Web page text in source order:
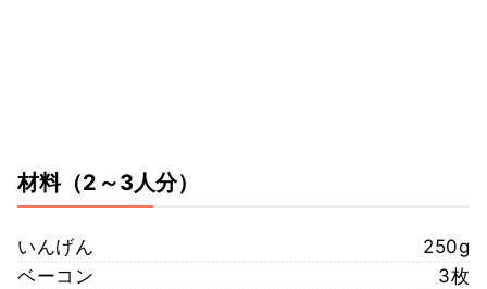
材料（2～3人分）
いんげん
250g
ベーコン
3枚